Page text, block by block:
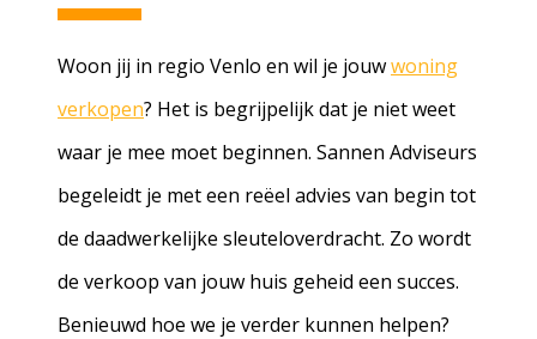
Woon jij in regio Venlo en wil je jouwwoning
verkopen? Het is begrijpelijk dat je niet weet
waar je mee moet beginnen. Sannen Adviseurs
begeleidt je met een reëel advies van begin tot
de daadwerkelijke sleuteloverdracht. Zo wordt
de verkoop van jouw huis geheid een succes.
Benieuwd hoe we je verder kunnen helpen?